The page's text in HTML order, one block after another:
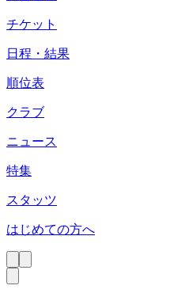
チケット
日程・結果
順位表
クラブ
ニュース
特集
スタッツ
はじめての方へ